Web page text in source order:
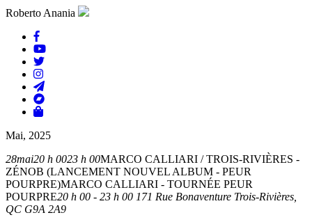
Roberto Anania
Mai, 2025
28mai20 h 0023 h 00MARCO CALLIARI / TROIS-RIVIÈRES -
ZÉNOB (LANCEMENT NOUVEL ALBUM - PEUR
POURPRE)MARCO CALLIARI - TOURNÉE PEUR
POURPRE20 h 00 - 23 h 00 171 Rue Bonaventure Trois-Rivières,
QC G9A 2A9